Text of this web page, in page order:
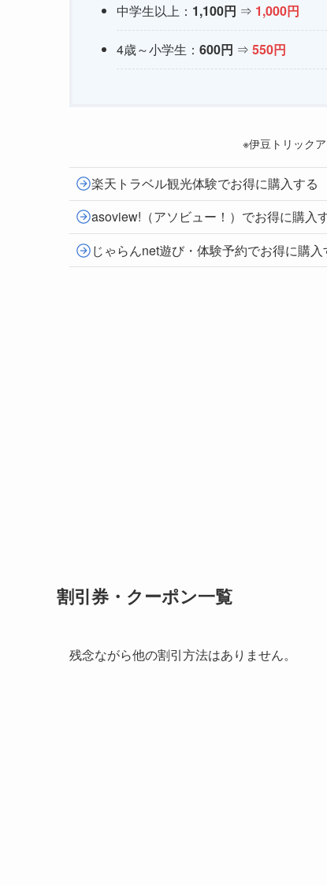
中学生以上： 1,100円 ⇒ 1,000円
4歳～小学生： 600円 ⇒ 550円
※伊豆トリック
楽天トラベル観光体験でお得に購入する
asoview!（アソビュー！）でお得に購入
じゃらんnet遊び・体験予約でお得に購入
割引券・クーポン一覧
残念ながら他の割引方法はありません。